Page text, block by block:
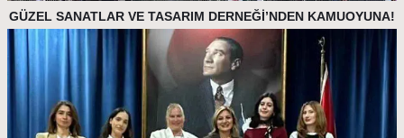
GÜZEL SANATLAR VE TASARIM DERNEĞİ’NDEN KAMUOYUNA!